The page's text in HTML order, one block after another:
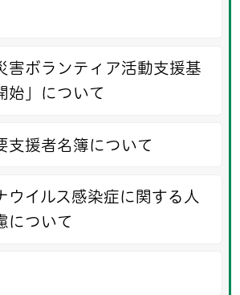
害ボランティア活動支援基
始」について
支援者名簿について
ウイルス感染症に関する人
について